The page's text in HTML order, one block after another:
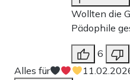
Wollten die
Pädophile
6
Alles für